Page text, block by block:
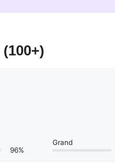
(100+)
96%
Grand